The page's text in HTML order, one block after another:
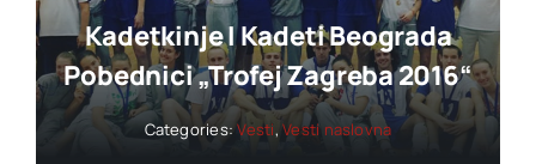
Kadetkinje I Kadeti Beograda
Pobednici „trofej Zagreba 2016“
Categories:Vesti,Vesti naslovna